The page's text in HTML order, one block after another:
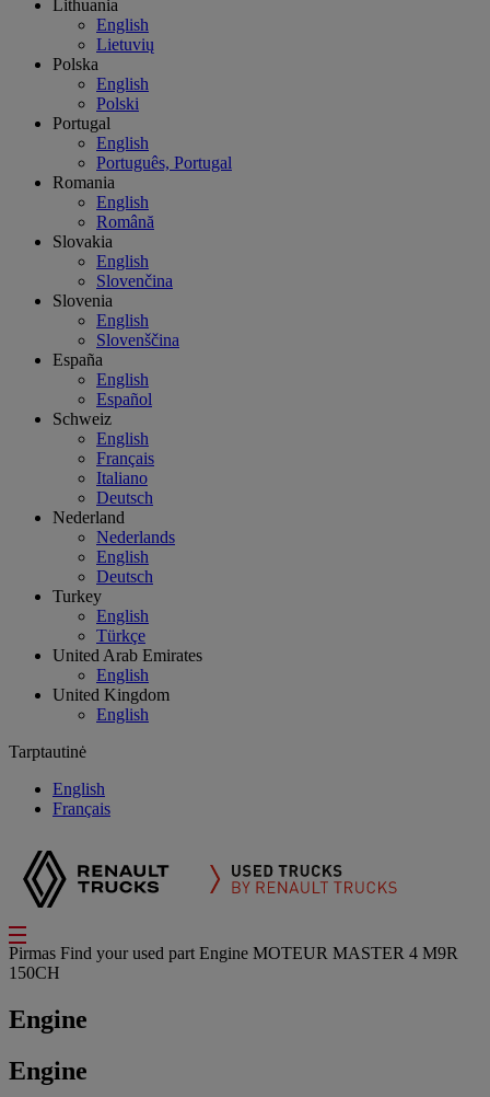
Lithuania
English
Lietuvių
Polska
English
Polski
Portugal
English
Português, Portugal
Romania
English
Română
Slovakia
English
Slovenčina
Slovenia
English
Slovenščina
España
English
Español
Schweiz
English
Français
Italiano
Deutsch
Nederland
Nederlands
English
Deutsch
Turkey
English
Türkçe
United Arab Emirates
English
United Kingdom
English
Tarptautinė
English
Français
Pirmas Find your used part Engine MOTEUR MASTER 4 M9R
150CH
Engine
Engine